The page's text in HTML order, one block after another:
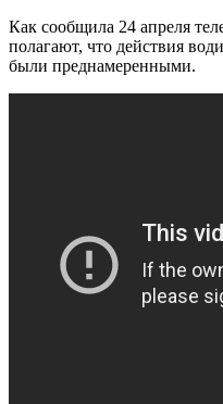
Как сообщила 24 апреля
полагают, что действия
были преднамеренными.